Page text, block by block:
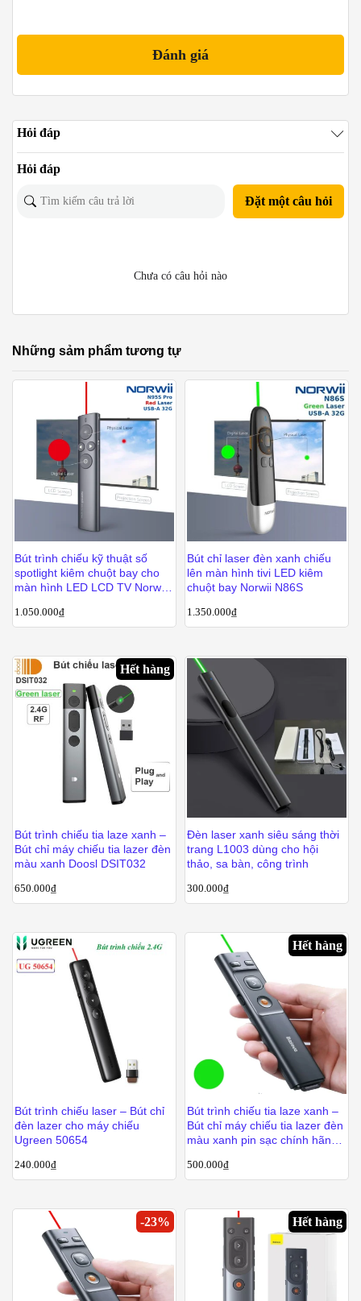
Hỏi đáp
Hỏi đáp
Đặt một câu hỏi
Chưa có câu hỏi nào
Những sảm phẩm tương tự
Bút trình chiếu kỹ thuật số
spotlight kiêm chuột bay cho
màn hình LED LCD TV Norwii
1.050.000₫
Bút chỉ laser đèn xanh chiếu
lên màn hình tivi LED kiêm
chuột bay Norwii N86S
1.350.000₫
Hết hàng
Bút trình chiếu tia laze xanh –
Bút chỉ máy chiếu tia lazer đèn
màu xanh Doosl DSIT032
650.000₫
Đèn laser xanh siêu sáng thời
trang L1003 dùng cho hội
thảo, sa bàn, công trình
300.000₫
Bút trình chiếu laser – Bút chỉ
đèn lazer cho máy chiếu
Ugreen 50654
240.000₫
Hết hàng
Bút trình chiếu tia laze xanh –
Bút chỉ máy chiếu tia lazer đèn
màu xanh pin sạc chính hãng
500.000₫
-23% Hết hàng